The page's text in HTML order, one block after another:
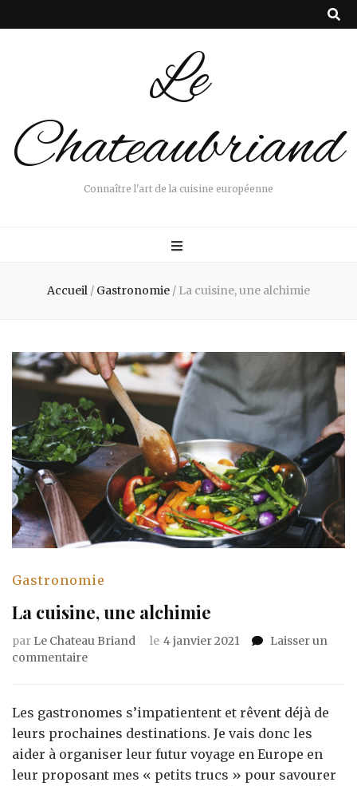
Le
Chateaubriand
Connaître l'art de la cuisine européenne
Accueil / Gastronomie / La cuisine, une alchimie
Gastronomie
La cuisine, une alchimie
par Le Chateau Briand le 4 janvier 2021
Laisser un
commentairesur
une
Les gastronomes s’impatientent et rêvent déjà de
leurs prochaines destinations. Je vais donc les
aider à organiser leur futur voyage en Europe en
leur proposant mes « petits trucs » pour savourer